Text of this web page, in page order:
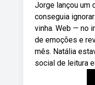
Jorge lançou um
conseguia
vinha. Web — no
de emoções e
mês. Natália
social de leitura